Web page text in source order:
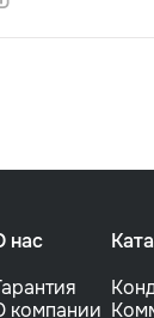
нас
компании